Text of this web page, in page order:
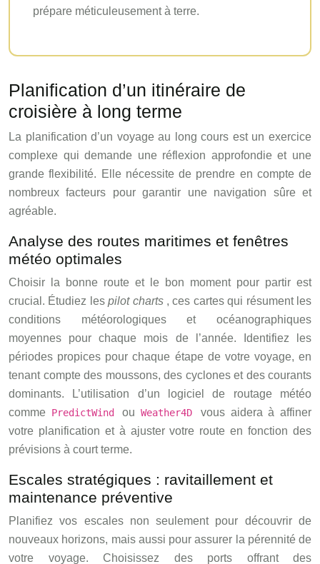
prépare méticuleusement à terre.
Planification d’un itinéraire de
croisière à long terme
La planification d’un voyage au long cours est un exercice
complexe qui demande une réflexion approfondie et une
grande flexibilité. Elle nécessite de prendre en compte de
nombreux facteurs pour garantir une navigation sûre et
agréable.
Analyse des routes maritimes et fenêtres
météo optimales
Choisir la bonne route et le bon moment pour partir est
crucial. Étudiez lespilot charts , ces cartes qui résument les
conditions météorologiques et océanographiques
moyennes pour chaque mois de l’année. Identifiez les
périodes propices pour chaque étape de votre voyage, en
tenant compte des moussons, des cyclones et des courants
dominants. L’utilisation d’un logiciel de routage météo
comme PredictWindouWeather4D vous aidera à affiner
votre planification et à ajuster votre route en fonction des
prévisions à court terme.
Escales stratégiques : ravitaillement et
maintenance préventive
Planifiez vos escales non seulement pour découvrir de
nouveaux horizons, mais aussi pour assurer la pérennité de
votre voyage. Choisissez des ports offrant des